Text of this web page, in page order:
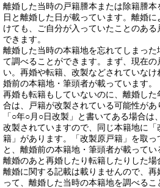
離婚した当時の戸籍謄本または除籍謄
日と離婚した日が載っています。離婚
けても、ご自分が入っていたことのあ
できます。
離婚した当時の本籍地を忘れてしまっ
て調べることができます。まず、現在の
い。再婚や転籍、改製などされていな
婚前の本籍地・筆頭者が載っています。
再婚も転籍もしていないのに、離婚し
合は、戸籍が改製されている可能性が
「○年○月○日改製」と書いてある場合は
改製されていますので、同じ本籍地に
籍」があります。「改製原戸籍」を取
と、離婚前の本籍地・筆頭者が載ってい
離婚のあと再婚したり転籍したりした
離婚に関する記載は載りませんので、
って、離婚した当時の本籍地を調べるこ